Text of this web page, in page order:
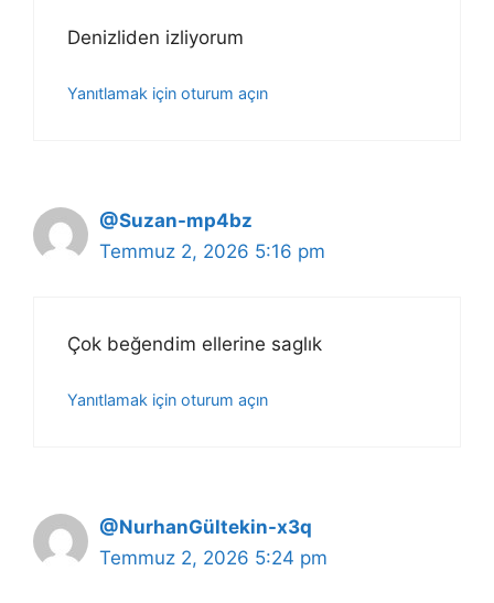
Denizliden izliyorum
Yanıtlamak için oturum açın
@Suzan-mp4bz
Temmuz 2, 2026 5:16 pm
Çok beğendim ellerine saglık
Yanıtlamak için oturum açın
@NurhanGültekin-x3q
Temmuz 2, 2026 5:24 pm